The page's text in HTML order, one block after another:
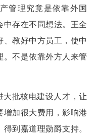
管理究竟是依靠外国
中存在不同想法。王全
、教好中方员工，使中
。不是依靠外方人来管
大批核电建设人才，让
增加很大费用，影响港
到嘉道理勋爵支持。